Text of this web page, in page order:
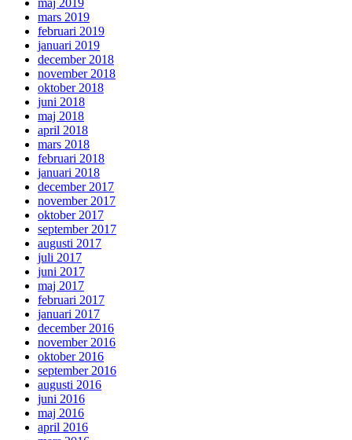
mars 2019
februari 2019
januari 2019
december 2018
november 2018
oktober 2018
juni 2018
maj 2018
april 2018
mars 2018
februari 2018
januari 2018
december 2017
november 2017
oktober 2017
september 2017
augusti 2017
juli 2017
juni 2017
maj 2017
februari 2017
januari 2017
december 2016
november 2016
oktober 2016
september 2016
augusti 2016
juni 2016
maj 2016
april 2016